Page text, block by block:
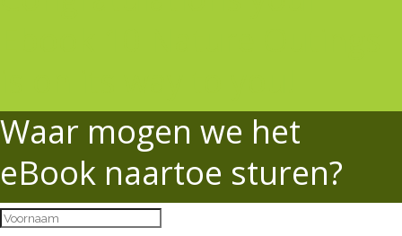
Waar mogen we het
eBook naartoe sturen?